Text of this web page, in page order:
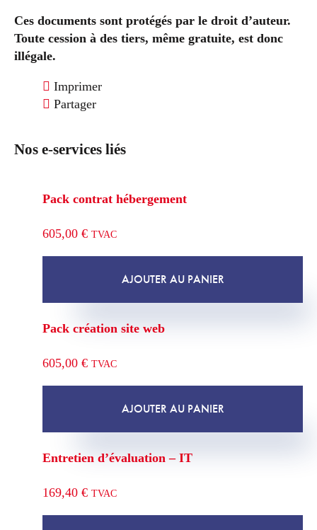
Ces documents sont protégés par le droit d’auteur.
Toute cession à des tiers, même gratuite, est donc
illégale.
Imprimer
Partager
Nos e-services liés
Pack contrat hébergement
605,00 € TVAC
AJOUTER AU PANIER
Pack création site web
605,00 € TVAC
AJOUTER AU PANIER
Entretien d’évaluation – IT
169,40 € TVAC